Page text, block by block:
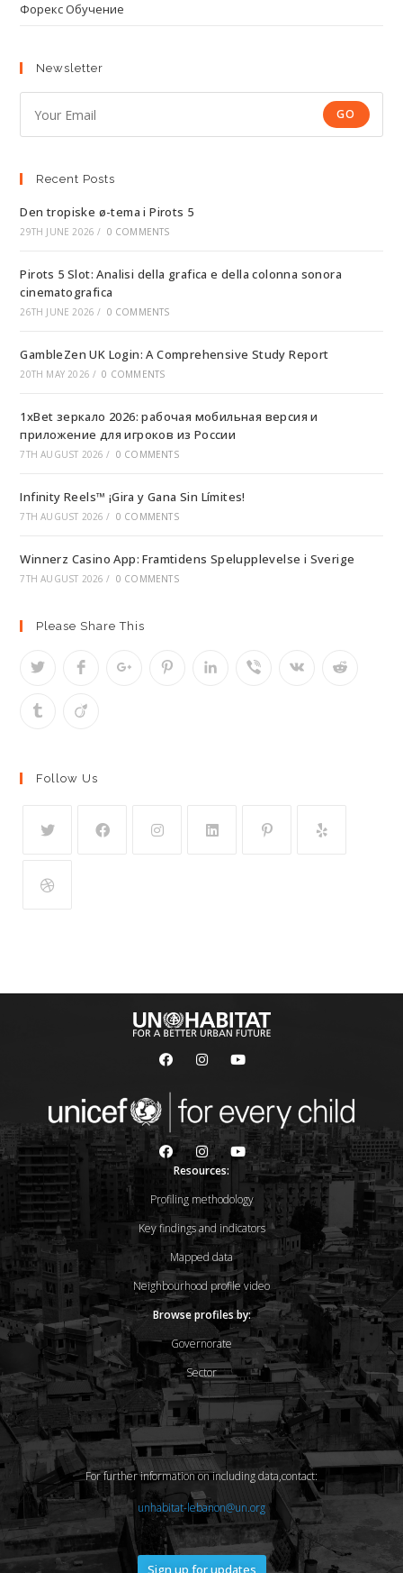
Форекс Обучение
Newsletter
GO
Recent Posts
Den tropiske ø-tema i Pirots 5
29TH JUNE 2026 / 0 COMMENTS
Pirots 5 Slot: Analisi della grafica e della colonna sonora
cinematografica
26TH JUNE 2026 / 0 COMMENTS
GambleZen UK Login: A Comprehensive Study Report
20TH MAY 2026 / 0 COMMENTS
1xBet зеркало 2026: рабочая мобильная версия и
приложение для игроков из России
7TH AUGUST 2026 / 0 COMMENTS
Infinity Reels™ ¡Gira y Gana Sin Límites!
7TH AUGUST 2026 / 0 COMMENTS
Winnerz Casino App: Framtidens Spelupplevelse i Sverige
7TH AUGUST 2026 / 0 COMMENTS
Please Share This
Follow Us
Resources:
Profiling methodology
Key findings and indicators
Mapped data
Neighbourhood profile video
Browse profiles by:
Governorate
Sector
For further information on including data,contact:
unhabitat-lebanon@un.org
Sign up for updates